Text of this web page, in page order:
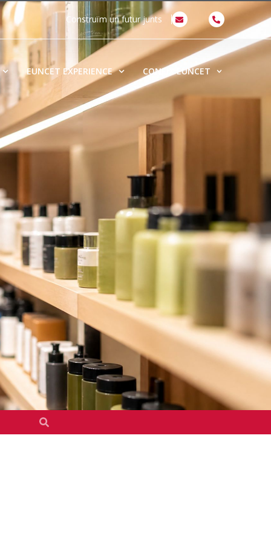
Construïm un futur junts
EUNCET EXPERIENCE CONEIX EUNCET